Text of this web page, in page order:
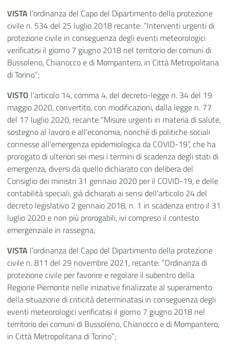
VISTA l’ordinanza del Capo del Dipartimento della protezione
civile n. 534 del 25 luglio 2018 recante: “Interventi urgenti di
protezione civile in conseguenza degli eventi meteorologici
verificatisi il giorno 7 giugno 2018 nel territorio dei comuni di
Bussoleno, Chianocco e di Mompantero, in Città Metropolitana
di Torino”;
VISTO l’articolo 14, comma 4, del decreto-legge n. 34 del 19
maggio 2020, convertito, con modificazioni, dalla legge n. 77
del 17 luglio 2020, recante “Misure urgenti in materia di salute,
sostegno al lavoro e all'economia, nonché di politiche sociali
connesse all'emergenza epidemiologica da COVID-19”, che ha
prorogato di ulteriori sei mesi i termini di scadenza degli stati di
emergenza, diversi da quello dichiarato con delibera del
Consiglio dei ministri 31 gennaio 2020 per il COVID-19, e delle
contabilità speciali, già dichiarati ai sensi dell'articolo 24 del
decreto legislativo 2 gennaio 2018, n. 1 in scadenza entro il 31
luglio 2020 e non più prorogabili, ivi compreso il contesto
emergenziale in rassegna;
VISTA l’ordinanza del Capo del Dipartimento della protezione
civile n. 811 del 29 novembre 2021, recante: “Ordinanza di
protezione civile per favorire e regolare il subentro della
Regione Piemonte nelle iniziative finalizzate al superamento
della situazione di criticità determinatasi in conseguenza degli
eventi meteorologici verificatisi il giorno 7 giugno 2018 nel
territorio dei comuni di Bussoleno, Chianocco e di Mompantero,
in Città Metropolitana di Torino”;